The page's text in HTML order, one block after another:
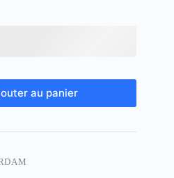
au panier